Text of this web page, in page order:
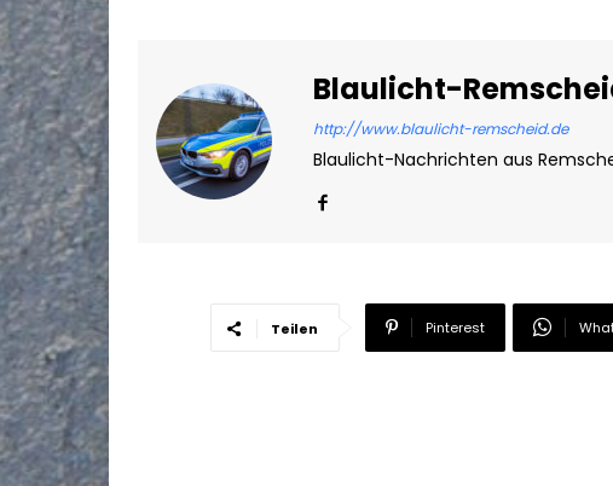
Blaulicht-
http://www.blaulicht-remscheid.de
Blaulicht-Nachrichten aus
Teilen Pinterest